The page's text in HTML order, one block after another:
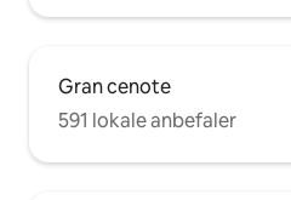
Gran cenote
591 lokale anbefaler